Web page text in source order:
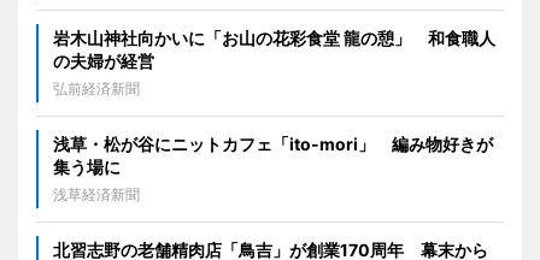
岩木山神社向かいに「お山の花彩食堂 龍の憩」 和食職人
の夫婦が経営
弘前経済新聞
浅草・松が谷にニットカフェ「ito-mori」 編み物好きが
集う場に
浅草経済新聞
北習志野の老舗精肉店「鳥吉」が創業170周年 幕末から